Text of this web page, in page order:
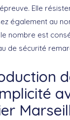
Elle
également au
nombre est
de sécurité